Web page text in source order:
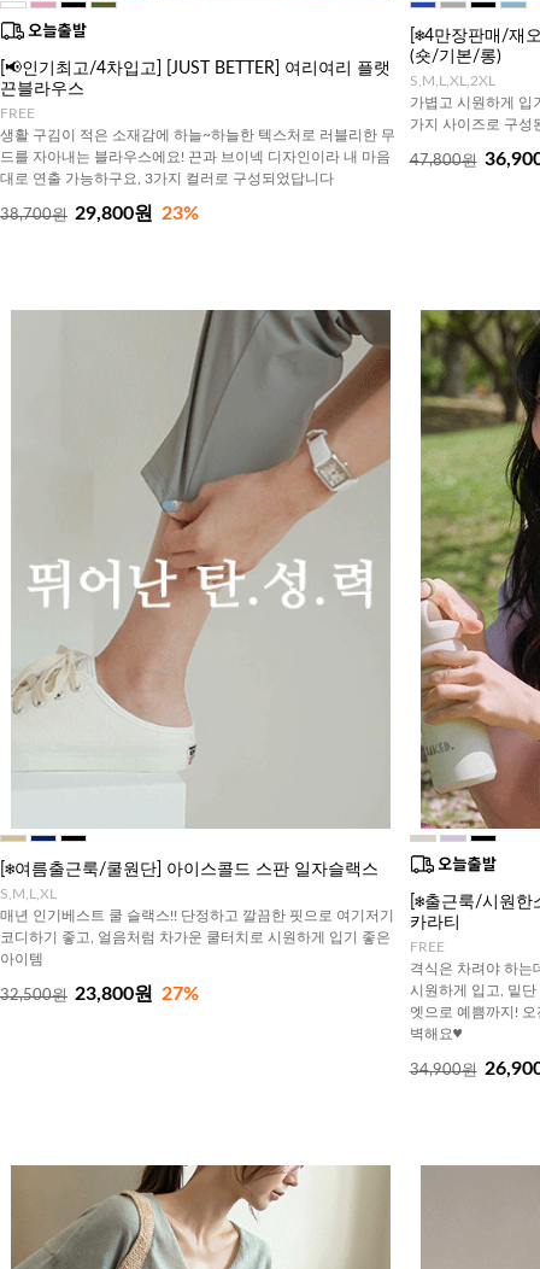
[📢인기최고/4차입고] [JUST BETTER] 여리여리 플랫
끈블라우스
FREE
생활 구김이 적은 소재감에 하늘~하늘한 텍스처로 러블리한 무
드를 자아내는 블라우스에요! 끈과 브이넥 디자인이라 내 마음
대로 연출 가능하구요, 3가지 컬러로 구성되었답니다
38,700원 29,800원 23%
[❄️4만장판매/재
(숏/기본/롱)
S,M,L,XL,2XL
가볍고 시원하게 입
가지 사이즈로 구성
47,800원
[❄️여름출근룩/쿨원단] 아이스콜드 스판 일자슬랙스
S,M,L,XL
매년 인기베스트 쿨 슬랙스!! 단정하고 깔끔한 핏으로 여기저기
코디하기 좋고, 얼음처럼 차가운 쿨터치로 시원하게 입기 좋은
아이템
32,500원 23,800원 27%
[❄️출근룩/시원한
카라티
FREE
격식은 차려야 하는
시원하게 입고, 밑
엣으로 예쁨까지!
벽해요♥
34,900원